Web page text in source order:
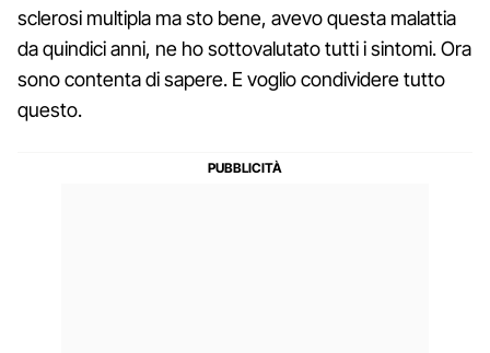
sclerosi multipla ma sto bene, avevo questa malattia
da quindici anni, ne ho sottovalutato tutti i sintomi. Ora
sono contenta di sapere. E voglio condividere tutto
questo.